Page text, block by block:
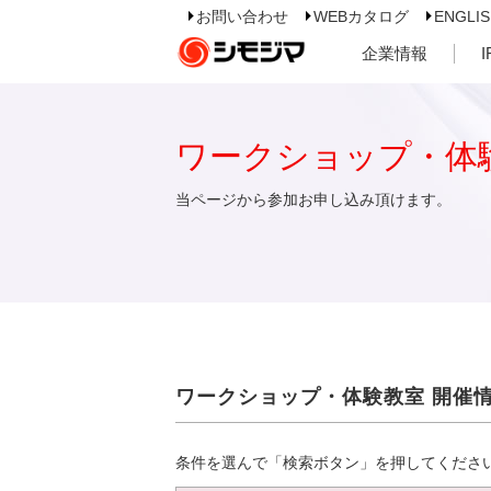
お問い合わせ WEBカタログ
企業情報
ワークショップ・体
当ページから参加お申し込み頂けます。
ワークショップ・体験教室 開催
条件を選んで「検索ボタン」を押してくだ